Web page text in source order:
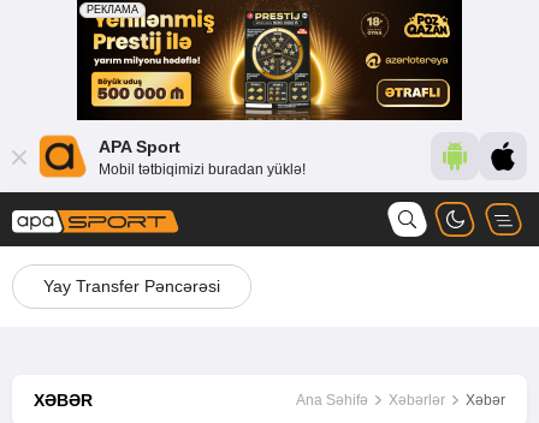
APA Sport
Mobil tətbiqimizi buradan yüklə!
Yay Transfer Pəncərəsi
XƏBƏR Ana Səhifə Xəbərlər Xəbər